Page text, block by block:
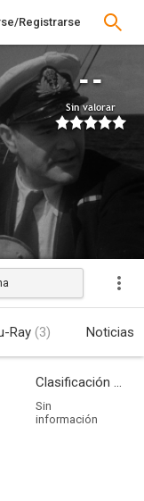
Registrarse
--
Sin valorar
Estrenada
Ray (3) Noticias
Clasificación por edades
Sin
información